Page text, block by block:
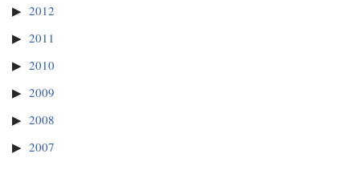
2012
2011
2010
2009
2008
2007